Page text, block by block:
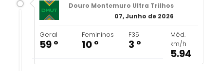
Douro Montemuro Ultra Trilhos
07, Junho de 2026
Geral
59 º
Femininos
10 º
F35
3 º
Méd.
km/h
5.94